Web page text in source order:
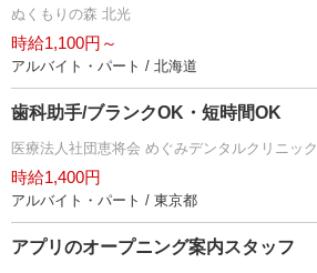
ぬくもりの森 北光
時給1,100円～
アルバイト・パート / 北海道
歯科助手/ブランクOK・短時間OK
医療法人社団恵将会 めぐみデンタルクリニック
時給1,400円
アルバイト・パート / 東京都
アプリのオープニング案内スタッフ